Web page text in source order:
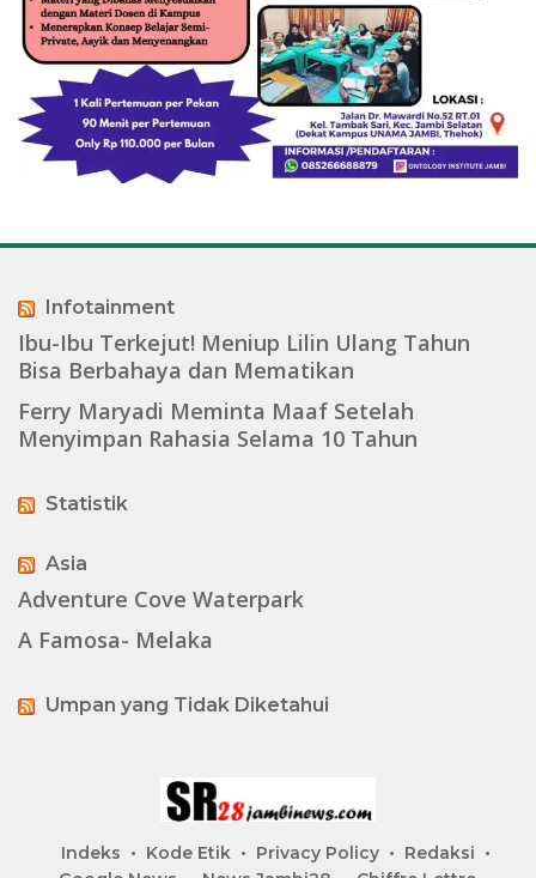
Infotainment
Ibu-Ibu Terkejut! Meniup Lilin Ulang Tahun
Bisa Berbahaya dan Mematikan
Ferry Maryadi Meminta Maaf Setelah
Menyimpan Rahasia Selama 10 Tahun
Statistik
Asia
Adventure Cove Waterpark
A Famosa- Melaka
Umpan yang Tidak Diketahui
Indeks Kode Etik Privacy Policy
Redaksi